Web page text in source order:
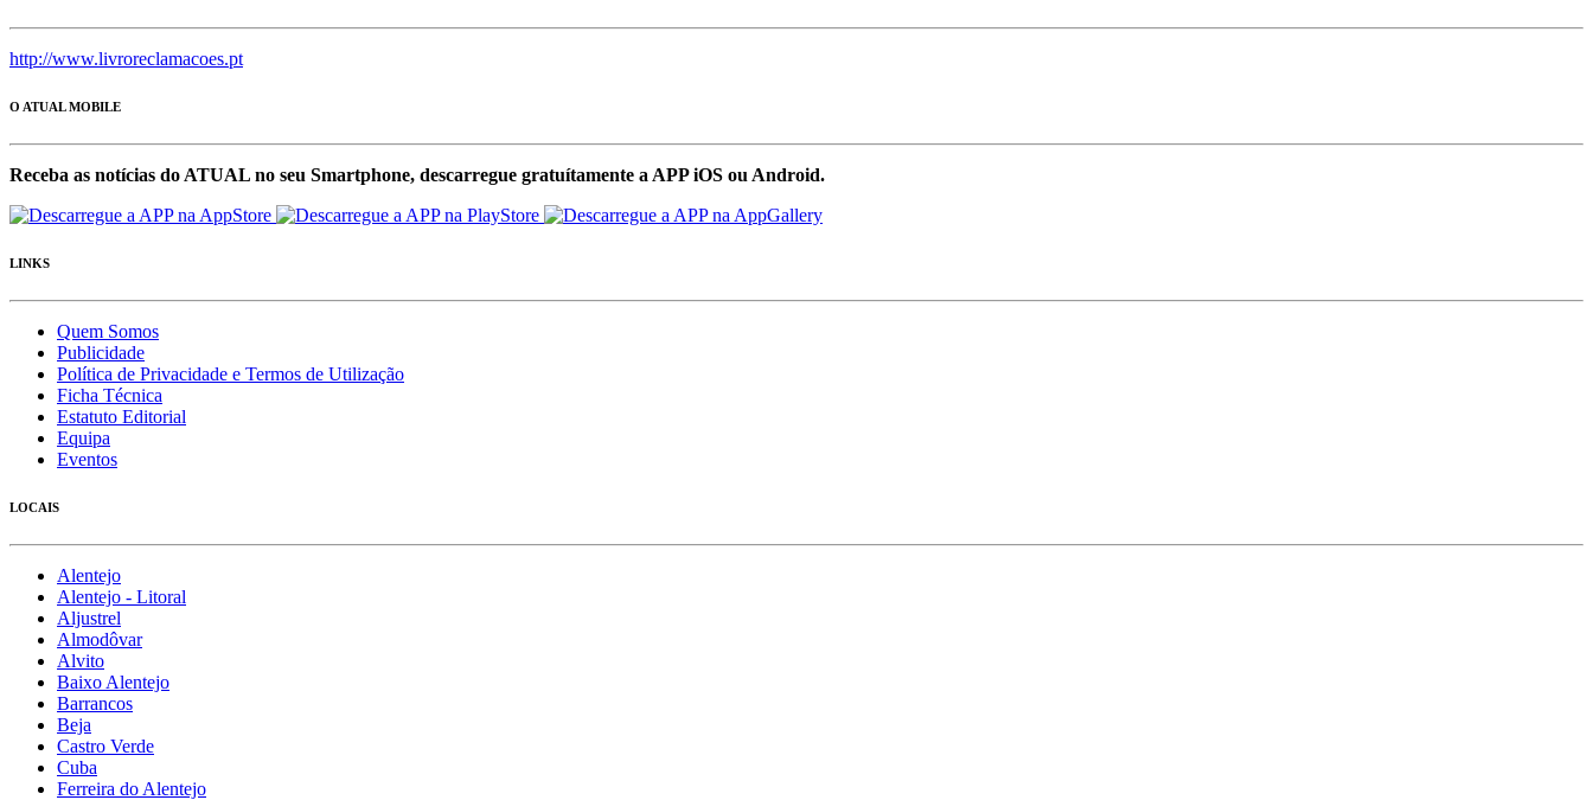
http://www.livroreclamacoes.pt
O ATUAL MOBILE
Receba as notícias do ATUAL no seu Smartphone, descarregue gratuítamente a APP iOS ou Android.
LINKS
Quem Somos
Publicidade
Política de Privacidade e Termos de Utilização
Ficha Técnica
Estatuto Editorial
Equipa
Eventos
LOCAIS
Alentejo
Alentejo - Litoral
Aljustrel
Almodôvar
Alvito
Baixo Alentejo
Barrancos
Beja
Castro Verde
Cuba
Ferreira do Alentejo